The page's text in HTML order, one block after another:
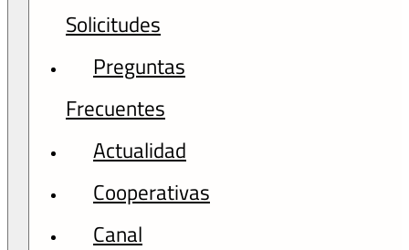
Solicitudes
Preguntas
Frecuentes
Actualidad
Cooperativas
Canal